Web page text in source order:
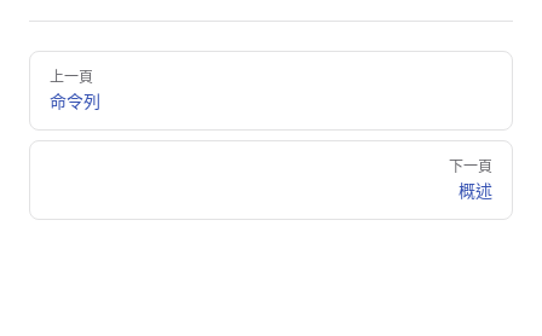
Pager
上一頁
命令列
下一頁
概述